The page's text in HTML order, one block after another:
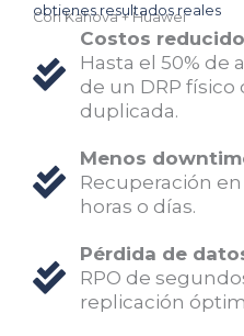
Con Kahova + Huawei
obtienes resultados reales
Costos
Hasta el 50% de
de un DRP
duplicada.
Menos
Recuperación
horas o días.
Pérdida de
RPO de
replicación